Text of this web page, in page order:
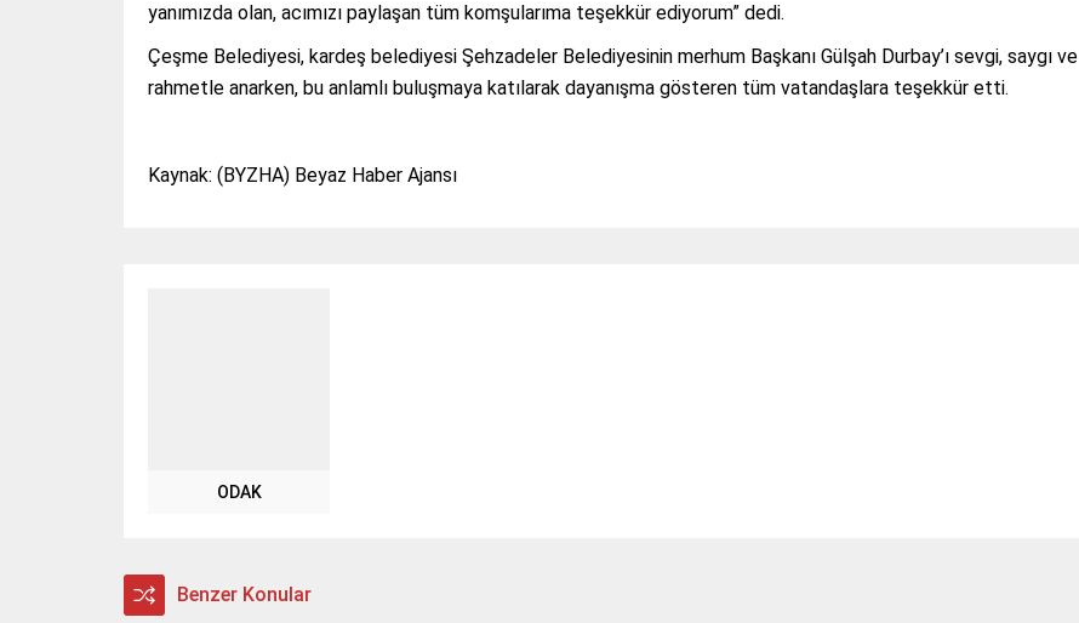
yanımızda olan, acımızı paylaşan tüm komşularıma teşekkür ediyorum” dedi.
Çeşme Belediyesi, kardeş belediyesi Şehzadeler Belediyesinin merhum Başkanı Gülşah Durbay’ı sevgi, saygı ve
rahmetle anarken, bu anlamlı buluşmaya katılarak dayanışma gösteren tüm vatandaşlara teşekkür etti.
Kaynak: (BYZHA) Beyaz Haber Ajansı
ODAK
Benzer Konular